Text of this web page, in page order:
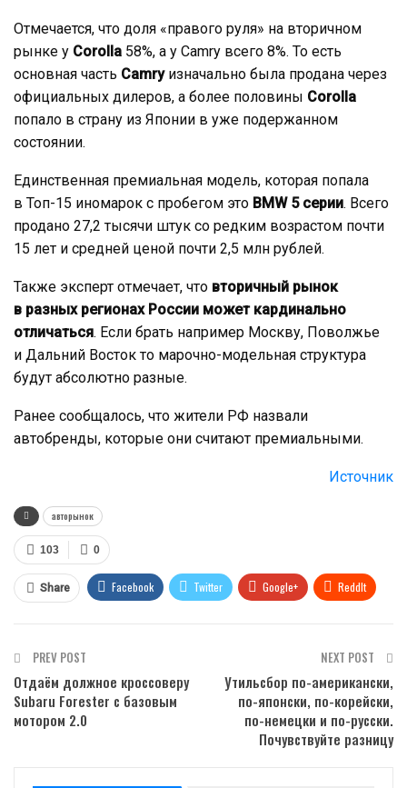
Отмечается, что доля «правого руля» на вторичном
рынке у Corolla 58%, а у Camry всего 8%. То есть
основная часть Camry изначально была продана через
официальных дилеров, а более половины Corolla
попало в страну из Японии в уже подержанном
состоянии.
Единственная премиальная модель, которая попала
в Топ-15 иномарок с пробегом это BMW 5 серии. Всего
продано 27,2 тысячи штук со редким возрастом почти
15 лет и средней ценой почти 2,5 млн рублей.
Также эксперт отмечает, что вторичный рынок
в разных регионах России может кардинально
отличаться. Если брать например Москву, Поволжье
и Дальний Восток то марочно-модельная структура
будут абсолютно разные.
Ранее сообщалось, что жители РФ назвали
автобренды, которые они считают премиальными.
Источник
авторынок
0
103
Share Facebook Twitter Google+ ReddIt
PREV POST
Отдаём должное кроссоверу
Subaru Forester с базовым
мотором 2.0
NEXT POST
Утильсбор по-американски,
по-японски, по-корейски,
по-немецки и по-русски.
Почувствуйте разницу